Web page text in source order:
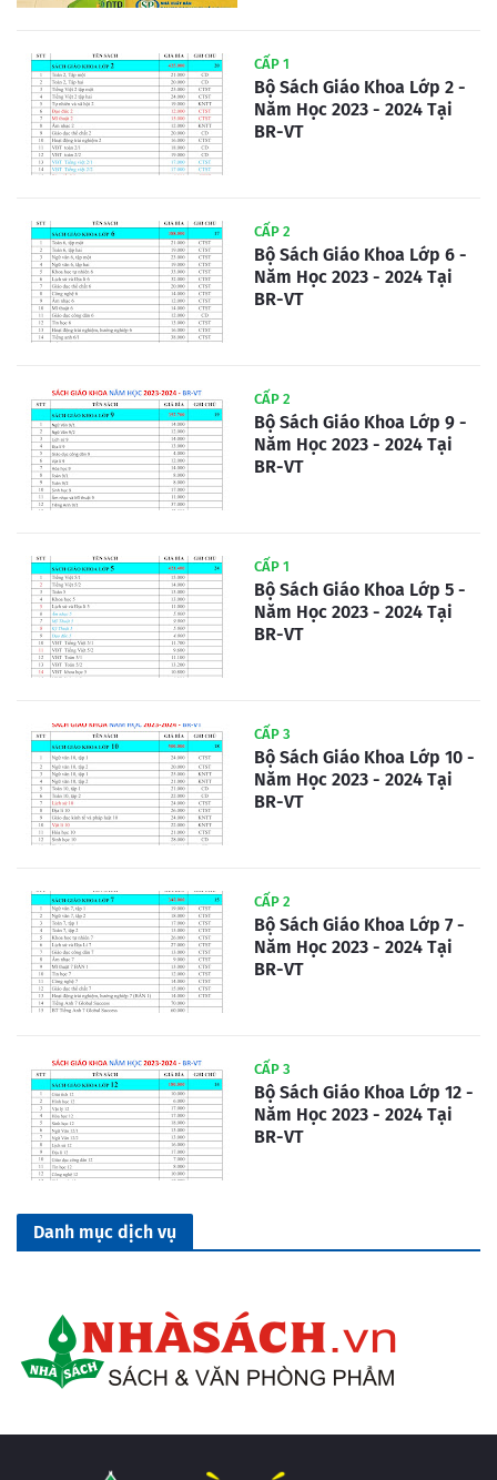
CẤP 1
Bộ Sách Giáo Khoa Lớp 2 -
Năm Học 2023 - 2024 Tại
BR-VT
CẤP 2
Bộ Sách Giáo Khoa Lớp 6 -
Năm Học 2023 - 2024 Tại
BR-VT
CẤP 2
Bộ Sách Giáo Khoa Lớp 9 -
Năm Học 2023 - 2024 Tại
BR-VT
CẤP 1
Bộ Sách Giáo Khoa Lớp 5 -
Năm Học 2023 - 2024 Tại
BR-VT
CẤP 3
Bộ Sách Giáo Khoa Lớp 10 -
Năm Học 2023 - 2024 Tại
BR-VT
CẤP 2
Bộ Sách Giáo Khoa Lớp 7 -
Năm Học 2023 - 2024 Tại
BR-VT
CẤP 3
Bộ Sách Giáo Khoa Lớp 12 -
Năm Học 2023 - 2024 Tại
BR-VT
Danh mục dịch vụ